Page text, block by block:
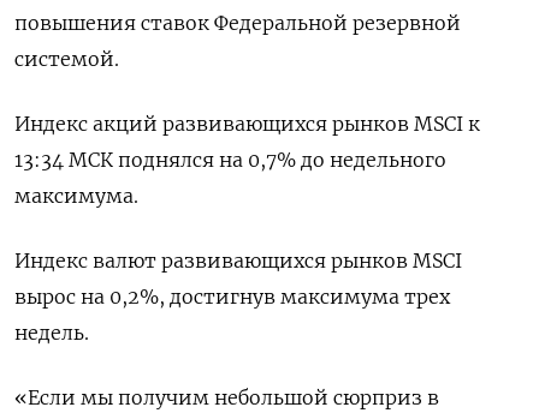
повышения ставок Федеральной резервной
системой.
Индекс акций развивающихся рынков MSCI к
13:34 МСК поднялся на 0,7% до недельного
максимума.
Индекс валют развивающихся рынков MSCI
вырос на 0,2%, достигнув максимума трех
недель.
«Если мы получим небольшой сюрприз в